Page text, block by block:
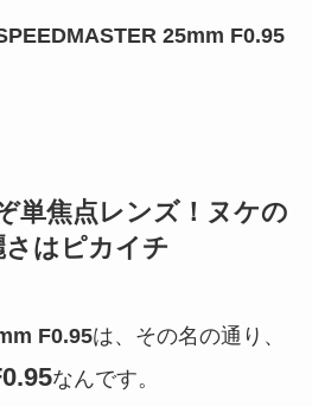
25mm F0.95
単焦点レンズ！ヌケの
さはピカイチ
F0.95は、その名の通り、
なんです。